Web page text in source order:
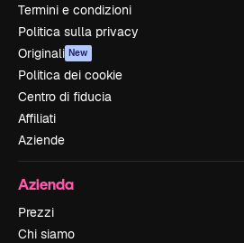
Termini e condizioni
Politica sulla privacy
Originali New
Politica dei cookie
Centro di fiducia
Affiliati
Aziende
Azienda
Prezzi
Chi siamo